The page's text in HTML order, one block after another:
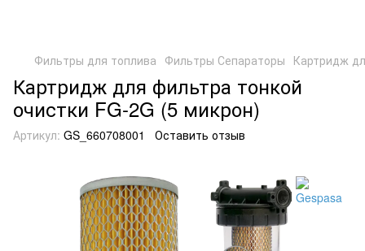
Фильтры для топлива Фильтры Сепараторы Картридж
Картридж для фильтра тонкой
очистки FG-2G (5 микрон)
Артикул: GS_660708001 Оставить отзыв